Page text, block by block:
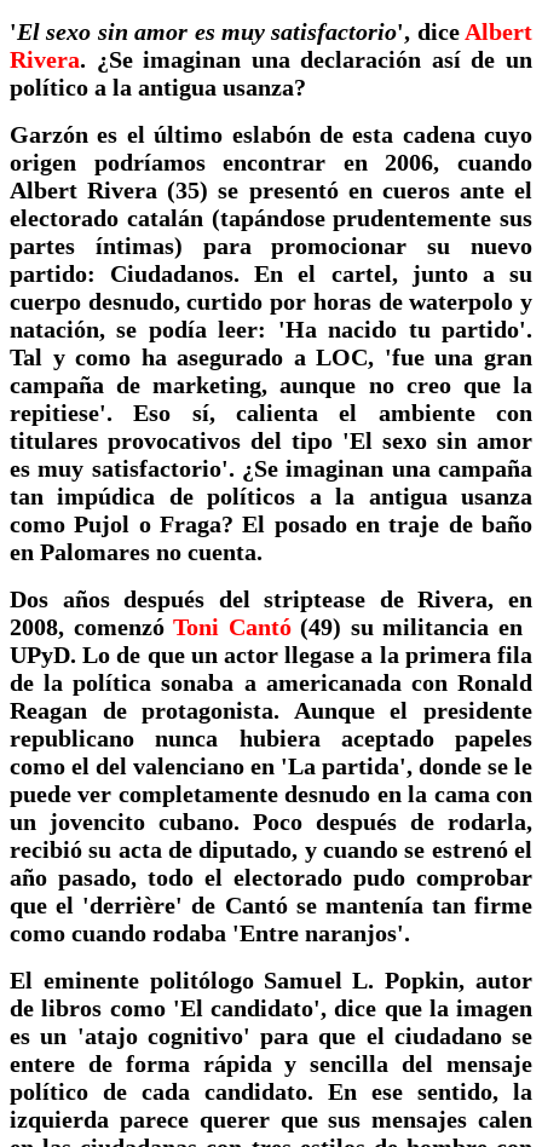
'El sexo sin amor es muy satisfactorio', dice Albert
Rivera. ¿Se imaginan una declaración así de un
político a la antigua usanza?
Garzón es el último eslabón de esta cadena cuyo
origen podríamos encontrar en 2006, cuando
Albert Rivera (35) se presentó en cueros ante el
electorado catalán (tapándose prudentemente sus
partes íntimas) para promocionar su nuevo
partido: Ciudadanos. En el cartel, junto a su
cuerpo desnudo, curtido por horas de waterpolo y
natación, se podía leer: 'Ha nacido tu partido'.
Tal y como ha asegurado a LOC, 'fue una gran
campaña de marketing, aunque no creo que la
repitiese'. Eso sí, calienta el ambiente con
titulares provocativos del tipo 'El sexo sin amor
es muy satisfactorio'. ¿Se imaginan una campaña
tan impúdica de políticos a la antigua usanza
como Pujol o Fraga? El posado en traje de baño
en Palomares no cuenta.
Dos años después del striptease de Rivera, en
2008, comenzóToni Cantó(49) su militancia en
UPyD. Lo de que un actor llegase a la primera fila
de la política sonaba a americanada con Ronald
Reagan de protagonista. Aunque el presidente
republicano nunca hubiera aceptado papeles
como el del valenciano en 'La partida', donde se le
puede ver completamente desnudo en la cama con
un jovencito cubano. Poco después de rodarla,
recibió su acta de diputado, y cuando se estrenó el
año pasado, todo el electorado pudo comprobar
que el 'derrière' de Cantó se mantenía tan firme
como cuando rodaba 'Entre naranjos'.
El eminente politólogo Samuel L. Popkin, autor
de libros como 'El candidato', dice que la imagen
es un 'atajo cognitivo' para que el ciudadano se
entere de forma rápida y sencilla del mensaje
político de cada candidato. En ese sentido, la
izquierda parece querer que sus mensajes calen